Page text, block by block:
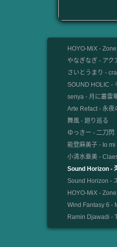
HOYO-MiX -
やなぎなぎ - アク
さいとうまり -
SOUND HOLIC -
senya - 月に叢雲
Arte Refact - 永夜
舞風 - 廻り巡る
ゆっきー - 二刀閃
能登麻美子 - Io
小清水亜美 -
Sound Horizon -
Sound Horizon -
HOYO-MiX -
Wind Fantasy 6 -
Ramin Djawadi -